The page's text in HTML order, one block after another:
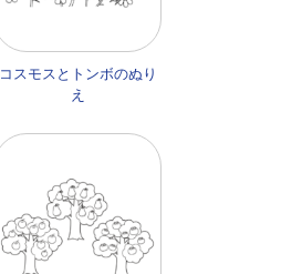
コスモスとトンボのぬり
え